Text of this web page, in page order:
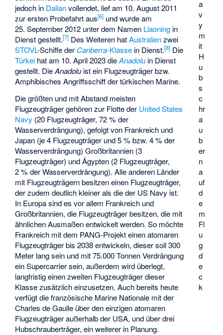
a
v
y
m
it
H
u
b
s
c
hr
a
u
b
er
n
a
uf
d
e
m
Fl
u
g
d
e
c
k
jedoch in Dalianvollendet, lief am 10. August 2011
zur ersten Probefahrt aus[6] und wurde am
25. September 2012 unter dem Namen Liaoning in
Dienst gestellt.[7] Des Weiteren hatAustralienzwei
STOVL-Schiffe der Canberra-Klasse in Dienst.[8] Die
Türkei hat am 10. April 2023 dieAnadoluin Dienst
gestellt. DieAnadoluist ein Flugzeugträger bzw.
Amphibisches Angriffsschiff der türkischen Marine.
Die größten und mit Abstand meisten
Flugzeugträger gehören zur Flotte der United States
Navy (20 Flugzeugträger, 72 % der
Wasserverdrängung), gefolgt von Frankreich und
Japan (je 4 Flugzeugträger und 5 % bzw. 4 % der
Wasserverdrängung) Großbritannien (3
Flugzeugträger) und Ägypten (2 Flugzeugträger,
2 % der Wasserverdrängung). Alle anderen Länder
mit Flugzeugträgern besitzen einen Flugzeugträger,
der zudem deutlich kleiner als die der US Navy ist.
In Europa sind es vor allem Frankreich und
Großbritannien, die Flugzeugträger besitzen, die mit
ähnlichen Ausmaßen entwickelt werden. So möchte
Frankreich mit dem PANG-Projekt einen atomaren
Flugzeugträger bis 2038 entwickeln, dieser soll 300
Meter lang sein und mit 75.000 Tonnen Verdrängung
ein Supercarrier sein, außerdem wird überlegt,
langfristig einen zweiten Flugzeugträger dieser
Klasse zusätzlich einzusetzen. Auch bereits heute
verfügt die französische Marine Nationale mit der
Charles de Gaulle über den einzigen atomaren
Flugzeugträger außerhalb der USA, und über drei
Hubschrauberträger, ein weiterer in Planung.